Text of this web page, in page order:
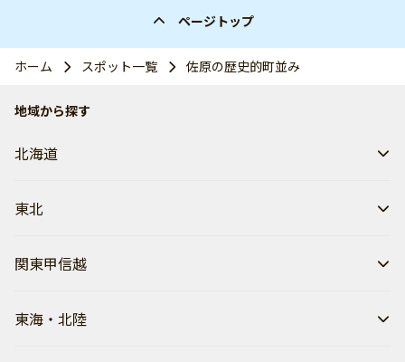
ページトップ
ホーム スポット一覧 佐原の歴史的町並み
地域から探す
北海道
東北
関東甲信越
東海・北陸